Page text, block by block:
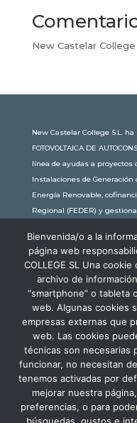
New Castelar College
New Castelar College S.L. ha
FOTOVOLTAICA DE
línea de ayudas a proyectos
Instalaciones de
Energía Renovable,
Regional (FEDER) y
subvención de 30.245,63€.
comunidad educativa de
toneladas de CO2 al año, lo
o plantar 116 árboles al año.
Bienvenida/o a la
página web
COLLEGE SL Una
archivo de
“smartphone” o tableta
web. Algunas cookies
empresas externas que
web. Las cookies
técnicas son necesarias
funcionar, no necesitan
tenemos activadas por
mejorar nuestra
preferencias, o para